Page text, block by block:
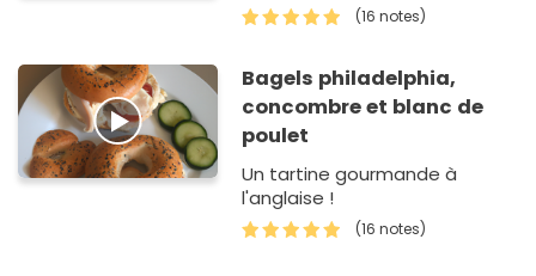
(16 notes)
Bagels philadelphia,
concombre et blanc de
poulet
Un tartine gourmande à
l'anglaise !
(16 notes)